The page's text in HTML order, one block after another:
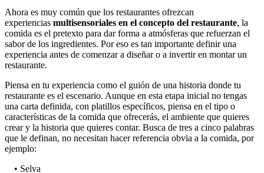
Ahora es muy común que los restaurantes ofrezcan
experiencias multisensoriales en el concepto del restaurante, la
comida es el pretexto para dar forma a atmósferas que refuerzan el
sabor de los ingredientes. Por eso es tan importante definir una
experiencia antes de comenzar a diseñar o a invertir en montar un
restaurante.
Piensa en tu experiencia como el guión de una historia donde tu
restaurante es el escenario. Aunque en esta etapa inicial no tengas
una carta definida, con platillos específicos, piensa en el tipo o
características de la comida que ofrecerás, el ambiente que quieres
crear y la historia que quieres contar. Busca de tres a cinco palabras
que le definan, no necesitan hacer referencia obvia a la comida, por
ejemplo:
• Selva